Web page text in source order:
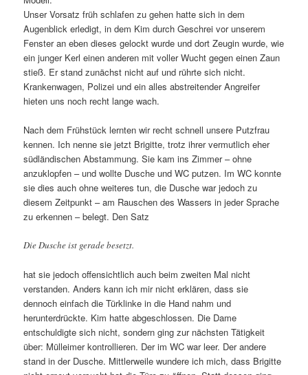
Unser Vorsatz früh schlafen zu gehen hatte sich in dem
Augenblick erledigt, in dem Kim durch Geschrei vor unserem
Fenster an eben dieses gelockt wurde und dort Zeugin wurde, wie
ein junger Kerl einen anderen mit voller Wucht gegen einen Zaun
stieß. Er stand zunächst nicht auf und rührte sich nicht.
Krankenwagen, Polizei und ein alles abstreitender Angreifer
hieten uns noch recht lange wach.
Nach dem Frühstück lernten wir recht schnell unsere Putzfrau
kennen. Ich nenne sie jetzt Brigitte, trotz ihrer vermutlich eher
südländischen Abstammung. Sie kam ins Zimmer – ohne
anzuklopfen – und wollte Dusche und WC putzen. Im WC konnte
sie dies auch ohne weiteres tun, die Dusche war jedoch zu
diesem Zeitpunkt – am Rauschen des Wassers in jeder Sprache
zu erkennen – belegt. Den Satz
Die Dusche ist gerade besetzt.
hat sie jedoch offensichtlich auch beim zweiten Mal nicht
verstanden. Anders kann ich mir nicht erklären, dass sie
dennoch einfach die Türklinke in die Hand nahm und
herunterdrückte. Kim hatte abgeschlossen. Die Dame
entschuldigte sich nicht, sondern ging zur nächsten Tätigkeit
über: Mülleimer kontrollieren. Der im WC war leer. Der andere
stand in der Dusche. Mittlerweile wundere ich mich, dass Brigitte